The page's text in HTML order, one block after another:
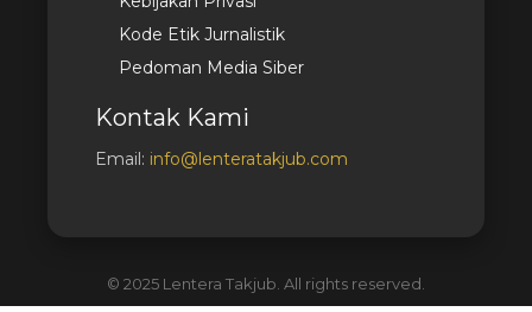
Kode Etik Jurnalistik
Pedoman Media Siber
Kontak Kami
Email: info@lenteratakjub.com
© 2025 Lentera Takjub. All rights reserved.